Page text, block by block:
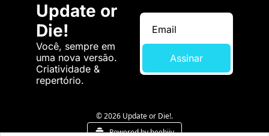
Update or
Die!
Você, sempre em
uma nova versão.
Criatividade &
repertório.
Assinar
© 2026 Update or Die!.
Powered by beehiiv